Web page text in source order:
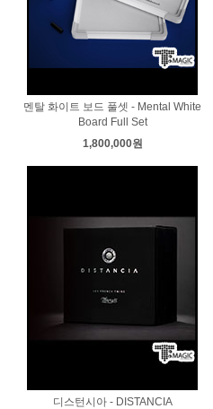
멘탈 화이트 보드 풀셋 - Mental White
Board Full Set
1,800,000원
디스턴시아 - DISTANCIA